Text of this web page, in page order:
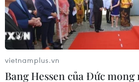
vietnamplus.vn
Bang Hessen của Đức